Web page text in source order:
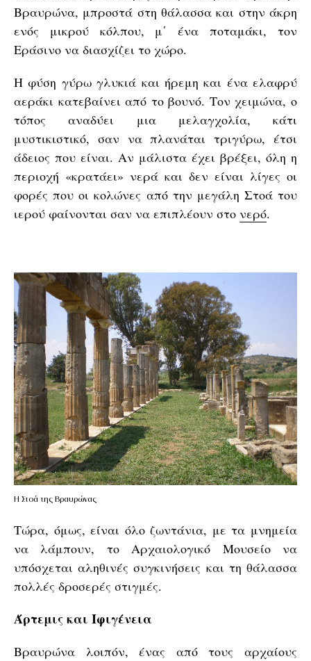
Βραυρώνα, μπροστά στη θάλασσα και στην άκρη
ενός μικρού κόλπου, μ΄ ένα ποταμάκι, τον
Εράσινο να διασχίζει το χώρο.
Η φύση γύρω γλυκιά και ήρεμη και ένα ελαφρύ
αεράκι κατεβαίνει από το βουνό. Τον χειμώνα, ο
τόπος αναδύει μια μελαγχολία, κάτι
μυστικιστικό, σαν να πλανάται τριγύρω, έτσι
άδειος που είναι. Αν μάλιστα έχει βρέξει, όλη η
περιοχή «κρατάει» νερά και δεν είναι λίγες οι
φορές που οι κολώνες από την μεγάλη Στοά του
ιερού φαίνονται σαν να επιπλέουν στο νερό.
Η Στοά της Βραυρώνας
Τώρα, όμως, είναι όλο ζωντάνια, με τα μνημεία
να λάμπουν, το Αρχαιολογικό Μουσείο να
υπόσχεται αληθινές συγκινήσεις και τη θάλασσα
πολλές δροσερές στιγμές.
Άρτεμις και Ιφιγένεια
Βραυρώνα λοιπόν, ένας από τους αρχαίους